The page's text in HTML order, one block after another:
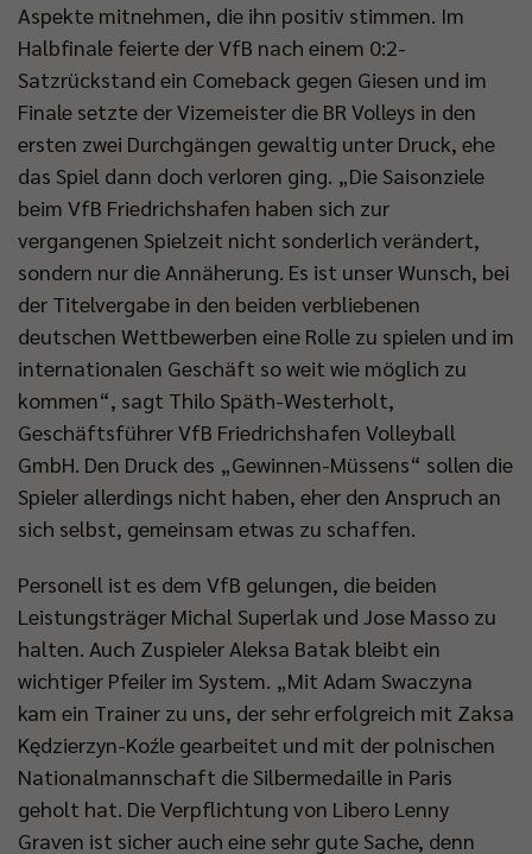
Aspekte mitnehmen, die ihn positiv stimmen. Im
Halbfinale feierte der VfB nach einem 0:2-
Satzrückstand ein Comeback gegen Giesen und im
Finale setzte der Vizemeister die BR Volleys in den
ersten zwei Durchgängen gewaltig unter Druck, ehe
das Spiel dann doch verloren ging. „Die Saisonziele
beim VfB Friedrichshafen haben sich zur
vergangenen Spielzeit nicht sonderlich verändert,
sondern nur die Annäherung. Es ist unser Wunsch, bei
der Titelvergabe in den beiden verbliebenen
deutschen Wettbewerben eine Rolle zu spielen und im
internationalen Geschäft so weit wie möglich zu
kommen“, sagt Thilo Späth-Westerholt,
Geschäftsführer VfB Friedrichshafen Volleyball
GmbH. Den Druck des „Gewinnen-Müssens“ sollen die
Spieler allerdings nicht haben, eher den Anspruch an
sich selbst, gemeinsam etwas zu schaffen.
Personell ist es dem VfB gelungen, die beiden
Leistungsträger Michal Superlak und Jose Masso zu
halten. Auch Zuspieler Aleksa Batak bleibt ein
wichtiger Pfeiler im System. „Mit Adam Swaczyna
kam ein Trainer zu uns, der sehr erfolgreich mit Zaksa
Kędzierzyn-Koźle gearbeitet und mit der polnischen
Nationalmannschaft die Silbermedaille in Paris
geholt hat. Die Verpflichtung von Libero Lenny
Graven ist sicher auch eine sehr gute Sache, denn